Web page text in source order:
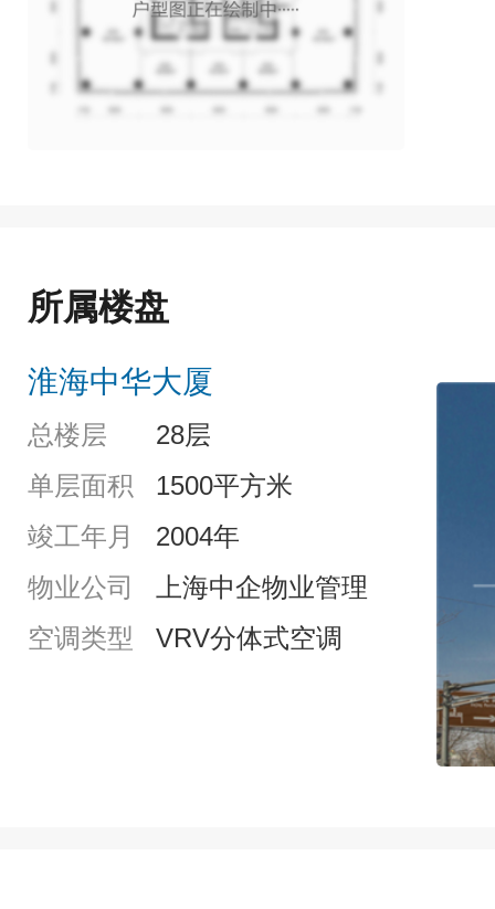
所属楼盘
淮海中华大厦
总楼层
28层
单层面积
1500平方米
竣工年月
2004年
物业公司
上海中企物业管理
空调类型
VRV分体式空调